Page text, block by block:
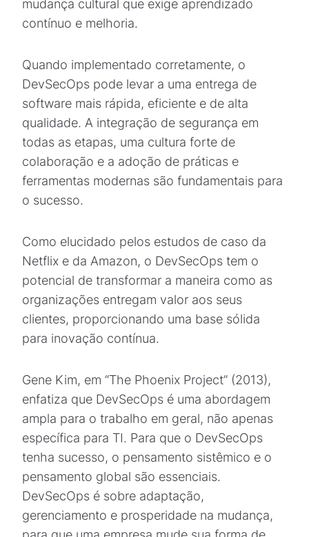
mudança cultural que exige aprendizado
contínuo e melhoria.
Quando implementado corretamente, o
DevSecOps pode levar a uma entrega de
software mais rápida, eficiente e de alta
qualidade. A integração de segurança em
todas as etapas, uma cultura forte de
colaboração e a adoção de práticas e
ferramentas modernas são fundamentais para
o sucesso.
Como elucidado pelos estudos de caso da
Netflix e da Amazon, o DevSecOps tem o
potencial de transformar a maneira como as
organizações entregam valor aos seus
clientes, proporcionando uma base sólida
para inovação contínua.
Gene Kim, em “The Phoenix Project” (2013),
enfatiza que DevSecOps é uma abordagem
ampla para o trabalho em geral, não apenas
específica para TI. Para que o DevSecOps
tenha sucesso, o pensamento sistêmico e o
pensamento global são essenciais.
DevSecOps é sobre adaptação,
gerenciamento e prosperidade na mudança,